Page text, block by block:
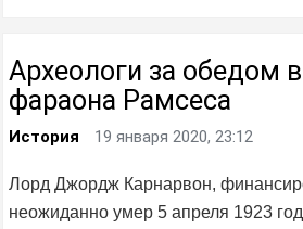
Археологи за обедом
фараона Рамсеса
История 19 января 2020, 23:12
Лорд Джордж Карнарвон,
неожиданно умер 5 апреля 1923